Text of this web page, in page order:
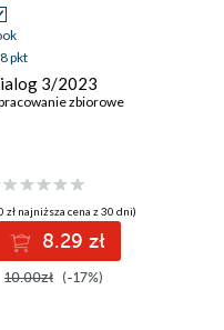
8 pkt
3/2023
zbiorowe
zł najniższa cena z 30 dni)
8.29 zł
10.00zł (-17%)